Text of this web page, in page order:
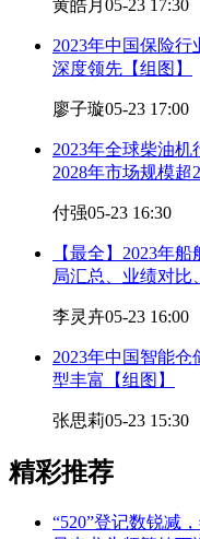
黄皓月 05-23 17:30
2023年中国保险
深度领先【组图】
廖子璇05-23 17:00
2023年全球柴油
2028年市场规模超
付强05-23 16:30
【最全】2023年
局汇总、业绩对比
李灵卉05-23 16:00
2023年中国智能
型丰富【组图】
张思莉05-23 15:30
精彩推荐
“520”登记数锐减